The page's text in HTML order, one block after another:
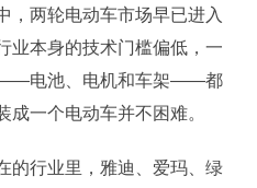
，两轮电动车市场早已进入
业本身的技术门槛偏低，一
——电池、电机和车架——都
一个电动车并不困难。
的行业里，雅迪、爱玛、绿